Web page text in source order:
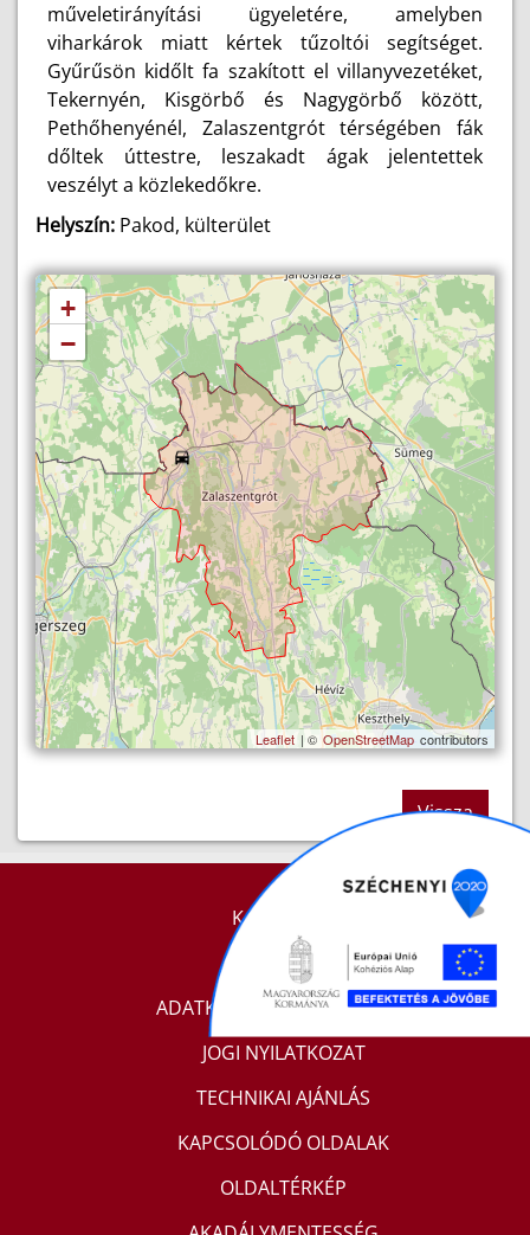
műveletirányítási ügyeletére, amelyben
viharkárok miatt kértek tűzoltói segítséget.
Gyűrűsön kidőlt fa szakított el villanyvezetéket,
Tekernyén, Kisgörbő és Nagygörbő között,
Pethőhenyénél, Zalaszentgrót térségében fák
dőltek úttestre, leszakadt ágak jelentettek
veszélyt a közlekedőkre.
Helyszín: Pakod, külterület
+
−
Leaflet | © OpenStreetMap contributors
Vissza
KAPCSOLAT
IMPRESSZUM
ADATKEZELÉSI TÁJÉKOZTATÓ
JOGI NYILATKOZAT
TECHNIKAI AJÁNLÁS
KAPCSOLÓDÓ OLDALAK
OLDALTÉRKÉP